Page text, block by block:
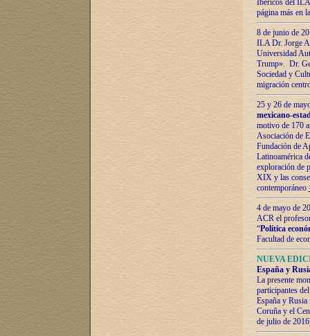
Ibéricos del ILA
página más en
8 de junio de
ILA Dr. Jorge
Universidad
Trump». Dr.
Sociedad y
migración
25 y 26 de
mexicano-
motivo de 170
Asociación de
Fundación de
Latinoamérica
exploración de
XIX y las
contemporáneo
4 de mayo de
ACR el
“Política
Facultad de
NUEVA
España y
La presente
participantes
España y
Coruña y el
de julio de